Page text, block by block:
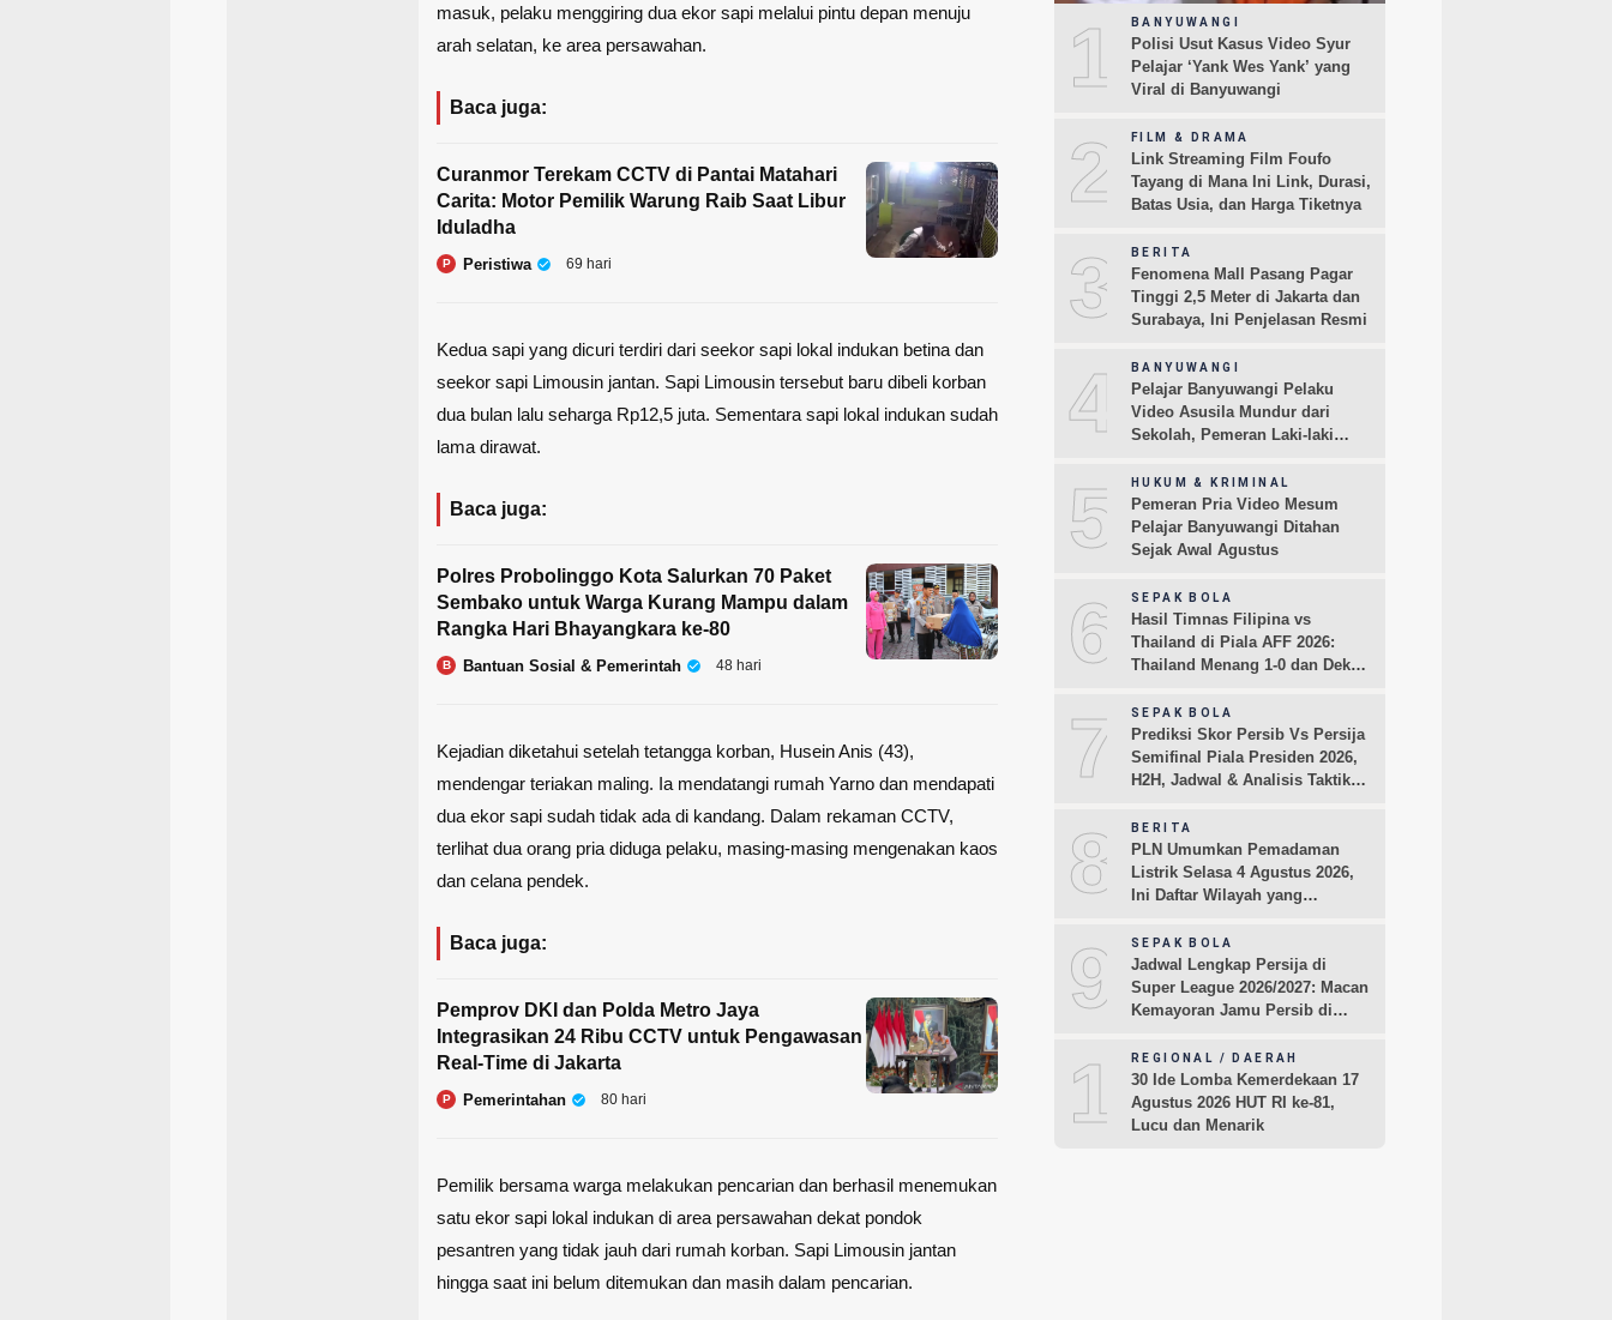
masuk, pelaku menggiring dua ekor sapi melalui pintu depan menuju
arah selatan, ke area persawahan.
Baca juga:
Curanmor Terekam CCTV di Pantai Matahari
Carita: Motor Pemilik Warung Raib Saat Libur
Iduladha
P Peristiwa 69 hari
Kedua sapi yang dicuri terdiri dari seekor sapi lokal indukan betina dan
seekor sapi Limousin jantan. Sapi Limousin tersebut baru dibeli korban
dua bulan lalu seharga Rp12,5 juta. Sementara sapi lokal indukan sudah
lama dirawat.
Baca juga:
Polres Probolinggo Kota Salurkan 70 Paket
Sembako untuk Warga Kurang Mampu dalam
Rangka Hari Bhayangkara ke-80
B Bantuan Sosial & Pemerintah 48 hari
Kejadian diketahui setelah tetangga korban, Husein Anis (43),
mendengar teriakan maling. Ia mendatangi rumah Yarno dan mendapati
dua ekor sapi sudah tidak ada di kandang. Dalam rekaman CCTV,
terlihat dua orang pria diduga pelaku, masing-masing mengenakan kaos
dan celana pendek.
Baca juga:
Pemprov DKI dan Polda Metro Jaya
Integrasikan 24 Ribu CCTV untuk Pengawasan
Real-Time di Jakarta
P Pemerintahan 80 hari
Pemilik bersama warga melakukan pencarian dan berhasil menemukan
satu ekor sapi lokal indukan di area persawahan dekat pondok
pesantren yang tidak jauh dari rumah korban. Sapi Limousin jantan
hingga saat ini belum ditemukan dan masih dalam pencarian.
1 BANYUWANGI
Polisi Usut Kasus Video Syur
Pelajar ‘Yank Wes Yank’ yang
Viral di Banyuwangi
2 FILM & DRAMA
Link Streaming Film Foufo
Tayang di Mana Ini Link, Durasi,
Batas Usia, dan Harga Tiketnya
3 BERITA
Fenomena Mall Pasang Pagar
Tinggi 2,5 Meter di Jakarta dan
Surabaya, Ini Penjelasan Resmi
4 BANYUWANGI
Pelajar Banyuwangi Pelaku
Video Asusila Mundur dari
Sekolah, Pemeran Laki-laki
5 HUKUM & KRIMINAL
Pemeran Pria Video Mesum
Pelajar Banyuwangi Ditahan
Sejak Awal Agustus
6 SEPAK BOLA
Hasil Timnas Filipina vs
Thailand di Piala AFF 2026:
Thailand Menang 1-0 dan Dekati
7 SEPAK BOLA
Prediksi Skor Persib Vs Persija
Semifinal Piala Presiden 2026,
H2H, Jadwal & Analisis Taktik
8 BERITA
PLN Umumkan Pemadaman
Listrik Selasa 4 Agustus 2026,
Ini Daftar Wilayah yang
9 SEPAK BOLA
Jadwal Lengkap Persija di
Super League 2026/2027: Macan
Kemayoran Jamu Persib di
10REGIONAL / DAERAH
30 Ide Lomba Kemerdekaan 17
Agustus 2026 HUT RI ke-81,
Lucu dan Menarik